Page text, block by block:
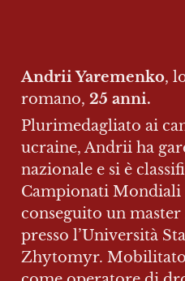
Andrii Yaremenko,
romano, 25 anni.
Plurimedagliato ai
ucraine, Andrii ha
nazionale e si è
Campionati Mondiali
conseguito un
presso l’Università
Zhytomyr. Mobilitato